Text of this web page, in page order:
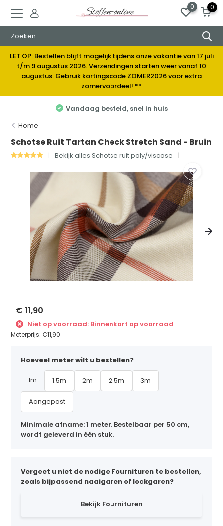
0 0
LET OP: Bestellen blijft mogelijk tijdens onze vakantie van 17 juli
t/m 9 augustus 2026. Verzendingen starten weer vanaf 10
augustus. Gebruik kortingscode ZOMER2026 voor extra
zomervoordeel! **
Vandaag besteld, snel in huis
Home
Schotse Ruit Tartan Check Stretch Sand - Bruin
Bekijk alles Schotse ruit poly/viscose
€ 11,90
Niet op voorraad: Binnenkort op voorraad
Meterprijs:€11,90
Hoeveel meter wilt u bestellen?
1m 1.5m 2m 2.5m 3m
Aangepast
Minimale afname: 1 meter. Bestelbaar per 50 cm,
wordt geleverd in één stuk.
Vergeet u niet de nodige Fournituren te bestellen,
zoals bijpassend naaigaren of lockgaren?
Bekijk Fournituren